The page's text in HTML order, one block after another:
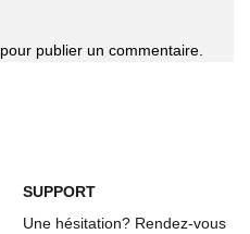
pour publier un commentaire.
SUPPORT
Une hésitation? Rendez-vous